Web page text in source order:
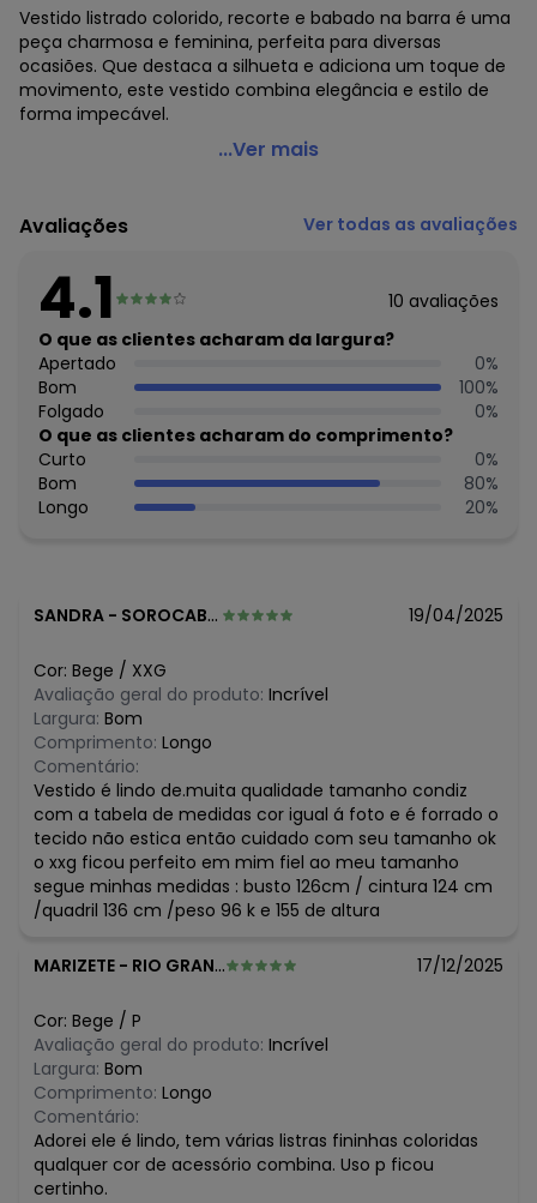
Vestido listrado colorido, recorte e babado na barra é uma
peça charmosa e feminina, perfeita para diversas
ocasiões. Que destaca a silhueta e adiciona um toque de
movimento, este vestido combina elegância e estilo de
forma impecável.
Quintess - Vestido Listrado Colorido em Cambraia
Modelagem: Solta
Decote frente: V
Comprimento: Midi
Forro: Na parte inferior
Material: Cambraia de Algodão
Estação: Verão
Situação de Uso: Casual
Composição Material: 100% Algodão
Histórico de preços
O preço apresentado abaixo é o menor oferecido em
algum dia do mês, para o menor tamanho disponível.
maio/2026 N/D*
março/2026
fevereiro/2026
...Ver mais
Avaliações Ver todas as avaliações
4.1 10 avaliações
O que as clientes acharam da largura?
Apertado
0%
Bom
100%
Folgado
0%
O que as clientes acharam do comprimento?
Curto
0%
Bom
80%
Longo
20%
SANDRA - SOROCABA - SP 19/04/2025
Cor: Bege / XXG
Avaliação geral do produto: Incrível
Largura: Bom
Comprimento: Longo
Comentário:
Vestido é lindo de.muita qualidade tamanho condiz
com a tabela de medidas cor igual á foto e é forrado o
tecido não estica então cuidado com seu tamanho ok
o xxg ficou perfeito em mim fiel ao meu tamanho
segue minhas medidas : busto 126cm / cintura 124 cm
/quadril 136 cm /peso 96 k e 155 de altura
MARIZETE - RIO GRANDE - RS 17/12/2025
Cor: Bege / P
Avaliação geral do produto: Incrível
Largura: Bom
Comprimento: Longo
Comentário:
Adorei ele é lindo, tem várias listras fininhas coloridas
qualquer cor de acessório combina. Uso p ficou
certinho.